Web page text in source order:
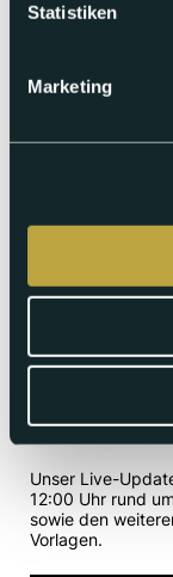
Statistiken
Marketing
Uhr
Unser Live-
12:00 Uhr rund
sowie den
Vorlagen.